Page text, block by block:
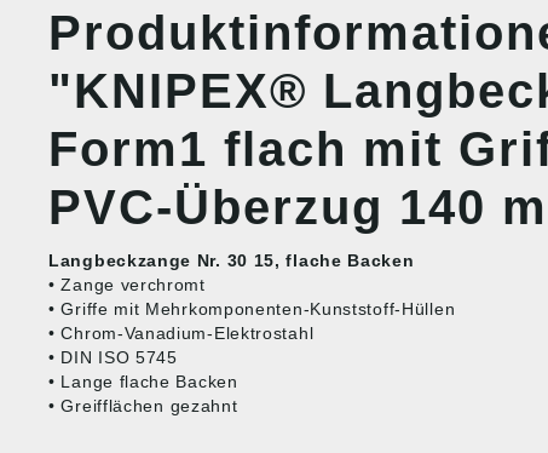
"KNIPEX®
Form1 flach mit
PVC-Überzug 140
Langbeckzange Nr. 30 15, flache Backen
• Zange verchromt
• Griffe mit Mehrkomponenten-Kunststoff-Hüllen
• Chrom-Vanadium-Elektrostahl
• DIN ISO 5745
• Lange flache Backen
• Greifflächen gezahnt